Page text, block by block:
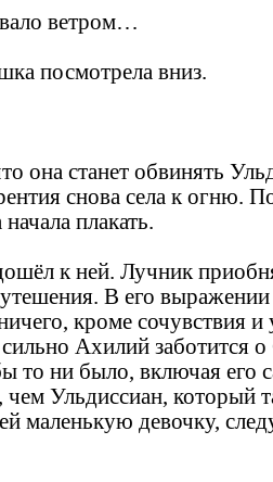
ветром…
посмотрела вниз.
она станет обвинять
снова села к огню.
плакать.
к ней. Лучник
В его
кроме сочувствия и
Ахилий заботится
то ни было, включая его
Ульдиссиан, который
маленькую девочку,